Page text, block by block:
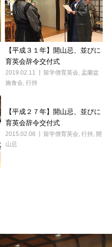
【平成３１年】開山忌、並びに
育英会辞令交付式
2019.02.11 留学僧育英会, 盂蘭盆
施食会, 行持
【平成２７年】開山忌、並びに
育英会辞令交付式
2015.02.06 留学僧育英会, 行持, 開
山忌